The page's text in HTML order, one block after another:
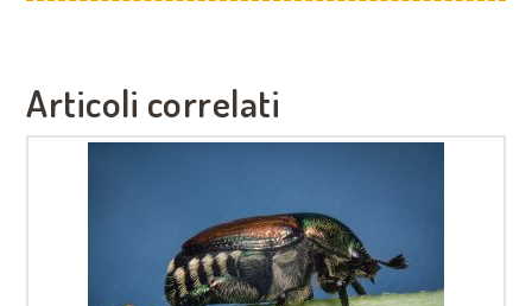
Articoli correlati